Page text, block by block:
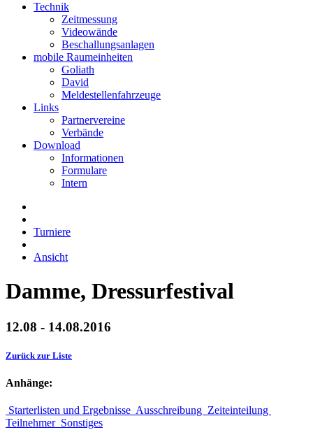
Technik
Zeitmessung
Videowände
Beschallungsanlagen
mobile Raumeinheiten
Goliath
David
Meldestellenfahrzeuge
Links
Partnervereine
Verbände
Download
Informationen
Formulare
Intern
Turniere
Ansicht
Damme, Dressurfestival
12.08 - 14.08.2016
Zurück zur Liste
Anhänge:
Starterlisten und Ergebnisse Ausschreibung Zeiteinteilung
Teilnehmer Sonstiges